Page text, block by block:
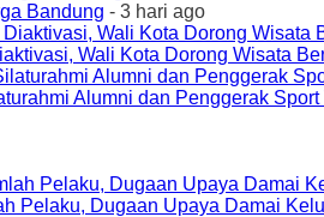
Bandung - 3 hari ago
Wali Kota Dorong Wisata
Alumni dan Penggerak Sport
Pelaku, Dugaan Upaya Damai